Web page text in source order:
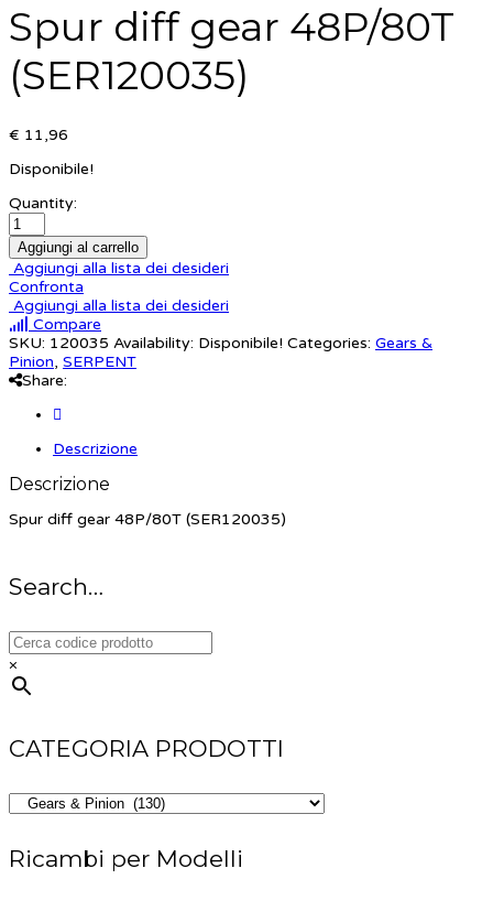
Spur diff gear 48P/80T
(SER120035)
€ 11,96
Disponibile!
Quantity:
Aggiungi al carrello
Aggiungi alla lista dei desideri
Confronta
Aggiungi alla lista dei desideri
Compare
SKU: 120035 Availability: Disponibile! Categories: Gears &
Pinion, SERPENT
Share:
Descrizione
Descrizione
Spur diff gear 48P/80T (SER120035)
Search…
×
CATEGORIA PRODOTTI
Ricambi per Modelli